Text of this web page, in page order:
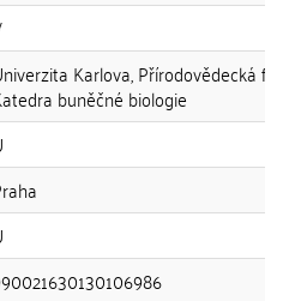
Karlova, Přírodovědecká
buněčné biologie